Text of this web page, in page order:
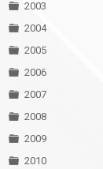
2003
2004
2005
2006
2007
2008
2009
2010